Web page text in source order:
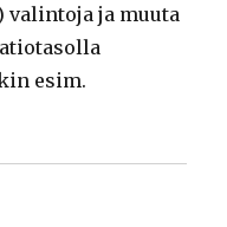
valintoja ja muuta
esim.